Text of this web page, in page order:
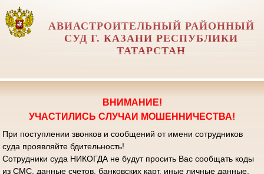
АВИАСТРОИТЕЛЬНЫЙ РАЙОННЫЙ
СУД Г. КАЗАНИ РЕСПУБЛИКИ
ТАТАРСТАН
ВНИМАНИЕ!
УЧАСТИЛИСЬ СЛУЧАИ МОШЕННИЧЕСТВА!
При поступлении звонков и сообщений от имени сотрудников
суда проявляйте бдительность!
Сотрудники суда НИКОГДА не будут просить Вас сообщать коды
из СМС, данные счетов, банковских карт, иные личные данные.